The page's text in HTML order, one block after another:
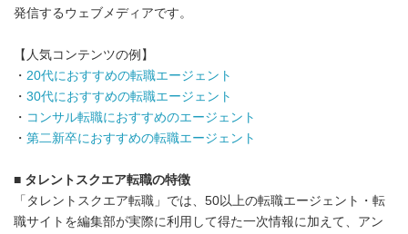
発信するウェブメディアです。
【人気コンテンツの例】
・ 20代におすすめの転職エージェント
・ 30代におすすめの転職エージェント
・ コンサル転職におすすめのエージェント
・ 第二新卒におすすめの転職エージェント
■ タレントスクエア転職の特徴
「タレントスクエア転職」では、50以上の転職エージェント・転
職サイトを編集部が実際に利用して得た一次情報に加えて、アン